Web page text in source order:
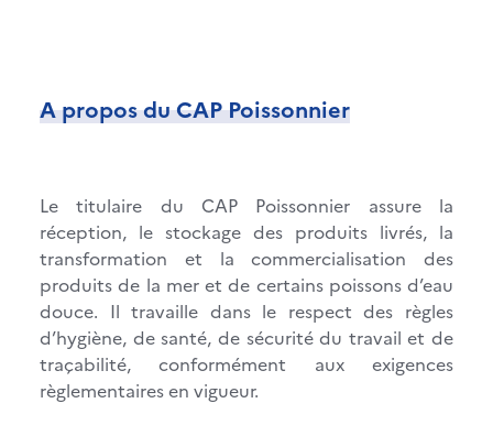
A propos du CAP Poissonnier
Le titulaire du CAP Poissonnier assure la
réception, le stockage des produits livrés, la
transformation et la commercialisation des
produits de la mer et de certains poissons d’eau
douce. Il travaille dans le respect des règles
d’hygiène, de santé, de sécurité du travail et de
traçabilité, conformément aux exigences
règlementaires en vigueur.